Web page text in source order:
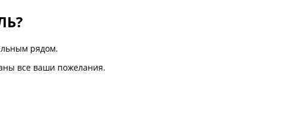
рядом.
все ваши пожелания.